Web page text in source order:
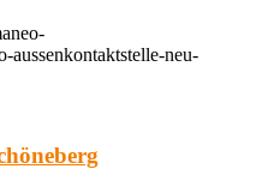
aussenkontaktstelle-neu-